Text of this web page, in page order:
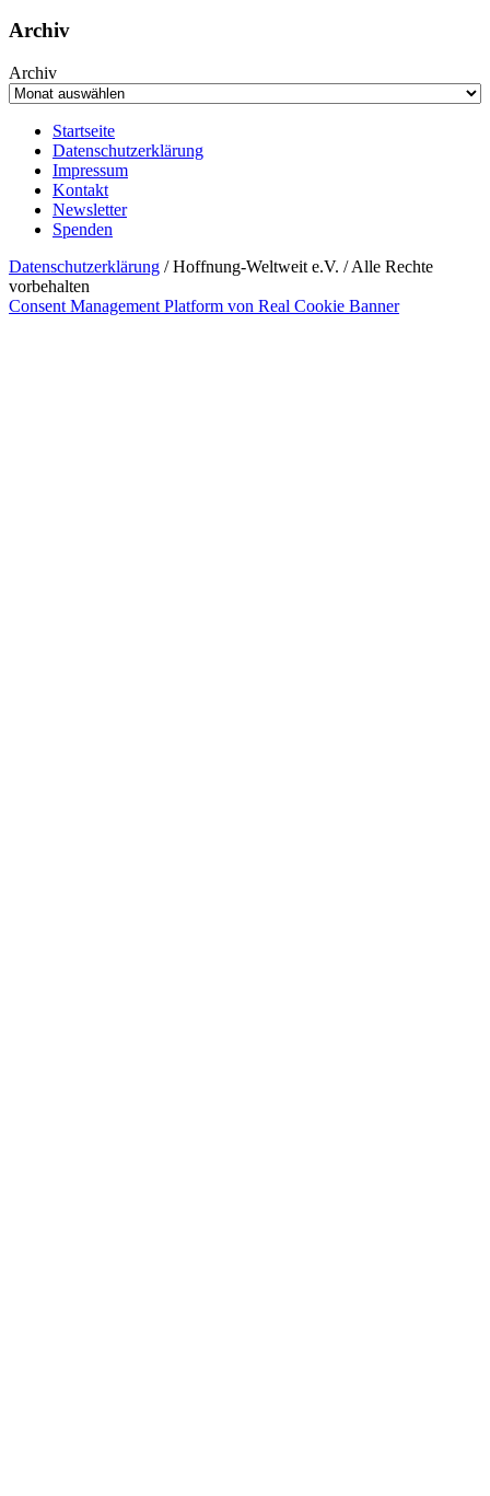
Archiv
Archiv
Startseite
Datenschutzerklärung
Impressum
Kontakt
Newsletter
Spenden
Datenschutzerklärung / Hoffnung-Weltweit e.V. / Alle Rechte
vorbehalten
Consent Management Platform von Real Cookie Banner